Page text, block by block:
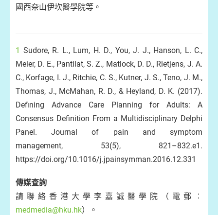
國西奈山伊坎醫學院等。
1 Sudore, R. L., Lum, H. D., You, J. J., Hanson, L. C.,
Meier, D. E., Pantilat, S. Z., Matlock, D. D., Rietjens, J. A.
C., Korfage, I. J., Ritchie, C. S., Kutner, J. S., Teno, J. M.,
Thomas, J., McMahan, R. D., & Heyland, D. K. (2017).
Defining Advance Care Planning for Adults: A
Consensus Definition From a Multidisciplinary Delphi
Panel. Journal of pain and symptom
management, 53(5), 821–832.e1.
https://doi.org/10.1016/j.jpainsymman.2016.12.331
傳媒查詢
請聯絡香港大學李嘉誠醫學院（電郵︰
medmedia@hku.hk）。